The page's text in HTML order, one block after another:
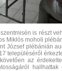
is részt
Miklós moholi
József plébánián
településéről
az